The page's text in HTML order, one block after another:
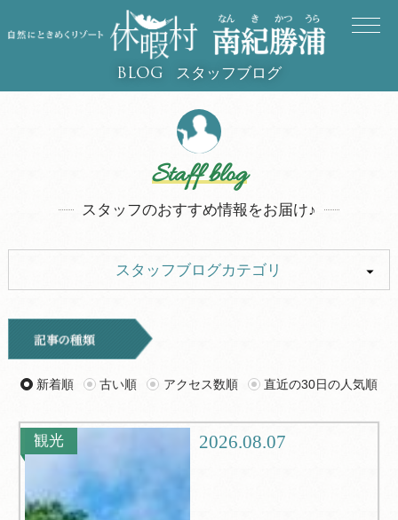
BLOG スタッフブログ
Staff blog
スタッフのおすすめ情報をお届け♪
スタッフブログカテゴリ
お知らせ
ツアー グルメ
観光
Q＆A
新着順 古い順 アクセス数順 直近の30日の人気順
観光 2026.08.07